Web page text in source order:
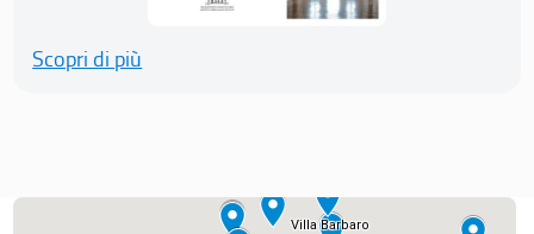
Scopri di più